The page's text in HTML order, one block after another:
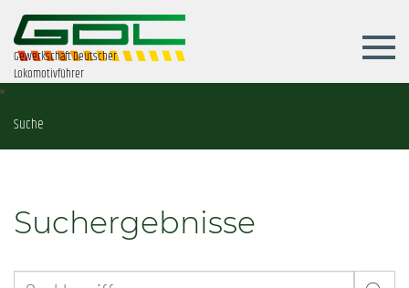
Gewerkschaft Deutscher
Lokomotivführer
Suche
Suchergebnisse